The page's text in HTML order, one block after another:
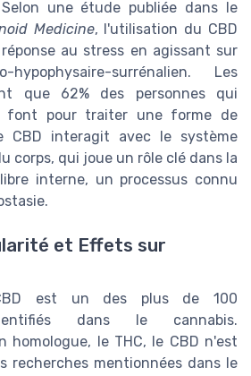
une étude publiée dans le
Medicine, l'utilisation du CBD
au stress en agissant sur
hypophysaire-surrénalien. Les
que 62% des personnes qui
font pour traiter une forme de
CBD interagit avec le système
corps, qui joue un rôle clé dans la
interne, un processus connu
et Effets sur
est un des plus de 100
dans le cannabis.
homologue, le THC, le CBD n'est
recherches mentionnées dans le